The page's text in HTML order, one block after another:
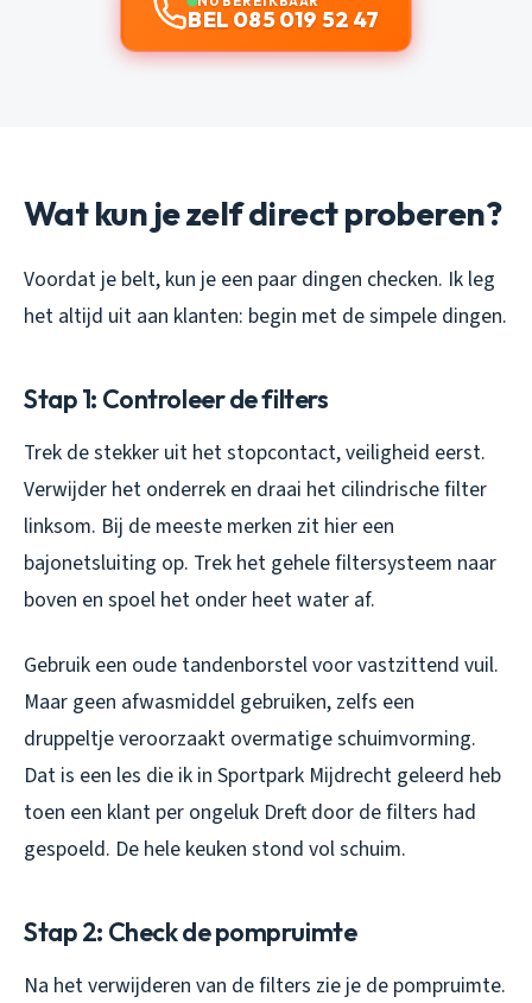
BEL 085 019 52 47
Wat kun je zelf direct proberen?
Voordat je belt, kun je een paar dingen checken. Ik leg
het altijd uit aan klanten: begin met de simpele dingen.
Stap 1: Controleer de filters
Trek de stekker uit het stopcontact, veiligheid eerst.
Verwijder het onderrek en draai het cilindrische filter
linksom. Bij de meeste merken zit hier een
bajonetsluiting op. Trek het gehele filtersysteem naar
boven en spoel het onder heet water af.
Gebruik een oude tandenborstel voor vastzittend vuil.
Maar geen afwasmiddel gebruiken, zelfs een
druppeltje veroorzaakt overmatige schuimvorming.
Dat is een les die ik in Sportpark Mijdrecht geleerd heb
toen een klant per ongeluk Dreft door de filters had
gespoeld. De hele keuken stond vol schuim.
Stap 2: Check de pompruimte
Na het verwijderen van de filters zie je de pompruimte.